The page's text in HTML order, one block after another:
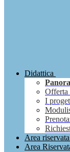
Didattica
Offerta
I
Area
Area